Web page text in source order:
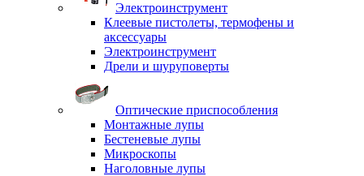
Электроинструмент
Клеевые пистолеты, термофены и
аксессуары
Электроинструмент
Дрели и шуруповерты
Оптические приспособления
Монтажные лупы
Бестеневые лупы
Микроскопы
Наголовные лупы